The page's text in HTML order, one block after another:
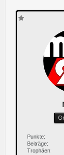
Punkte
Beiträge
Trophäen